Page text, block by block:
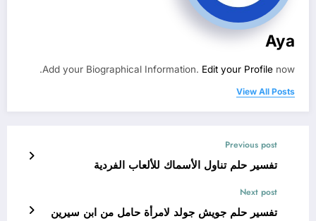
Aya
Add your Biographical Information. Edit your Profile now.
View All Posts
Previous post
تفسير حلم تناول الأسماك للألعاب الفردية
Next post
تفسير حلم جويش جولد لامرأة حامل من ابن سيرين